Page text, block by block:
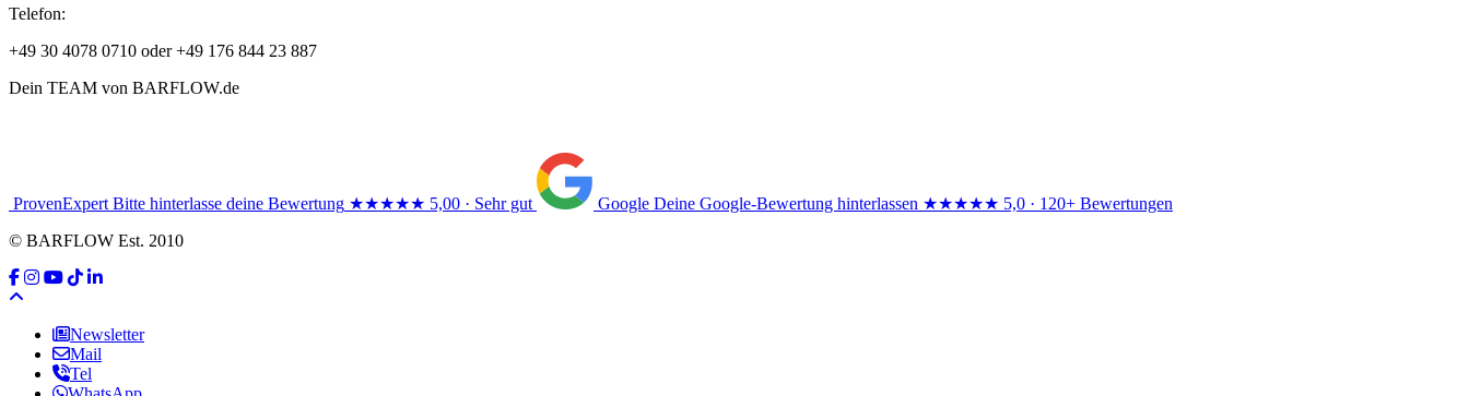
Telefon:
+49 30 4078 0710 oder +49 176 844 23 887
Dein TEAM von BARFLOW.de
ProvenExpert Bitte hinterlasse deine Bewertung ★★★★★ 5,00 · Sehr gut Google Deine Google-Bewertung hinterlassen ★★★★★ 5,0 · 120+ Bewertungen
© BARFLOW Est. 2010
Newsletter
Mail
Tel